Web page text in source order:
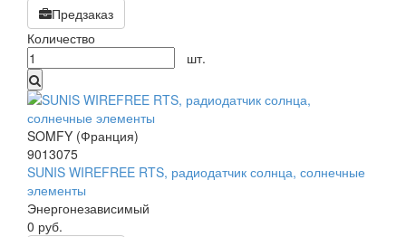
Предзаказ
Количество
шт.
SOMFY (Франция)
9013075
SUNIS WIREFREE RTS, радиодатчик солнца, солнечные
элементы
Энергонезависимый
0 руб.